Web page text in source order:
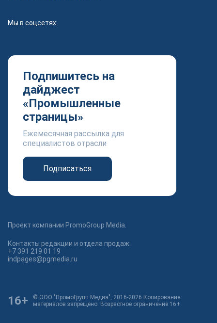
Мы в соцсетях:
Подпишитесь на
дайджест
«Промышленные
страницы»
Ежемесячная рассылка для
специалистов отрасли
Подписаться
Проект компании PromoGroup Media.
Контакты редакции и отдела продаж:
+7 391 219 01 19
indpages@pgmedia.ru
© ООО "ПромоГрупп Медиа", 2016-2026 Копирование
материалов запрещено. Возрастное ограничение 16+
16+